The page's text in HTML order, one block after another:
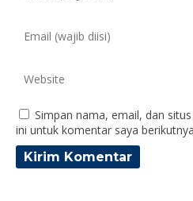
Simpan nama, email, dan
ini untuk komentar saya